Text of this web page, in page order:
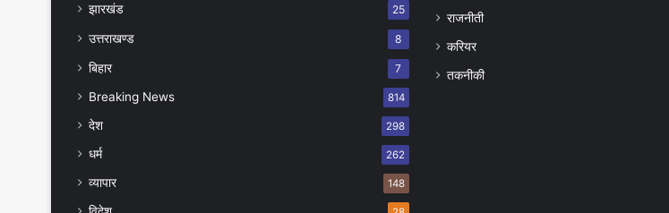
झारखंड 25
उत्तराखण्ड 8
बिहार 7
Breaking News 814
देश 298
धर्म 262
व्यापार 148
राजनीती
करियर
तकनीकी